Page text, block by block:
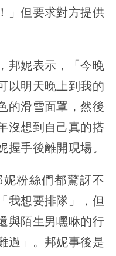
」但要求對方提供
邦妮表示，「今晚
以明天晚上到我的
的滑雪面罩，然後
沒想到自己真的搭
手後離開現場。
粉絲們都驚訝不
我想要排隊」，但
與陌生男嘿咻的行
過」。邦妮事後是